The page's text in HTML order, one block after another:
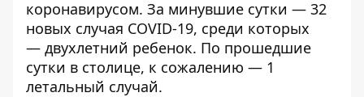
коронавирусом. За минувшие сутки — 32
новых случая COVID-19, среди которых
— двухлетний ребенок. По прошедшие
сутки в столице, к сожалению — 1
летальный случай.